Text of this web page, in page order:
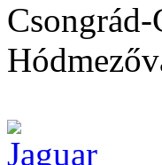
Csongrád-